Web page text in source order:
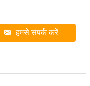
हमसे संपर्क करें